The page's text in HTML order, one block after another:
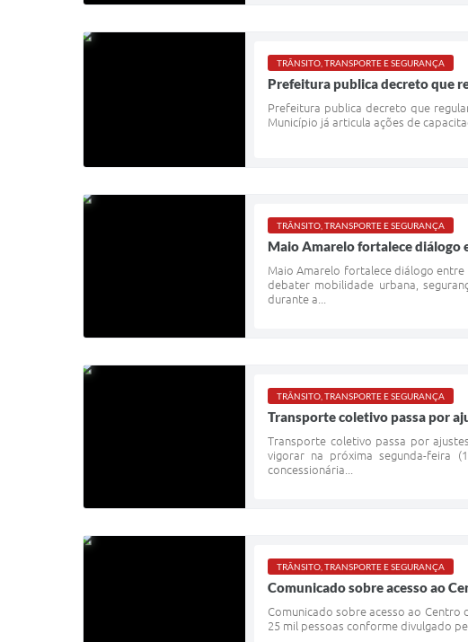
TRÂNSITO, TRANSPORTE E SEGURANÇA
Prefeitura publica decreto que
Prefeitura publica decreto que
Município já articula ações de
TRÂNSITO, TRANSPORTE E SEGURANÇA
Maio Amarelo fortalece diálogo
Maio Amarelo fortalece diálogo
debater mobilidade urbana,
durante a...
TRÂNSITO, TRANSPORTE E SEGURANÇA
Transporte coletivo passa por
Transporte coletivo passa por
vigorar na próxima segunda-feira
concessionária...
TRÂNSITO, TRANSPORTE E SEGURANÇA
Comunicado sobre acesso ao
Comunicado sobre acesso ao
25 mil pessoas conforme divulgado